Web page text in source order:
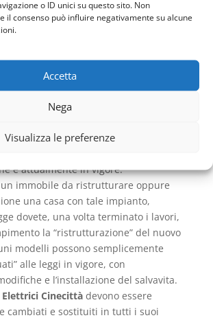
o ID unici su questo sito. Non
il consenso può influire negativamente su alcune
Accetta
Nega
Visualizza le preferenze
attuali che, anche se sono a basso
simultaneamente possono creare
manca la messa a terra che in caso
scarica a terra l’elettricità che si è
danneggiare altri fili o effettuare
posseggono nemmeno il salvavita
per la sicurezza umana. Senza di
è attualmente in vigore.
un immobile da ristrutturare oppure
una casa con tale impianto,
dovete, una volta terminato i lavori,
la “ristrutturazione” del nuovo
modelli possono semplicemente
alle leggi in vigore, con
e l’installazione del salvavita.
Cinecittàdevono essere
cambiati e sostituiti in tutti i suoi